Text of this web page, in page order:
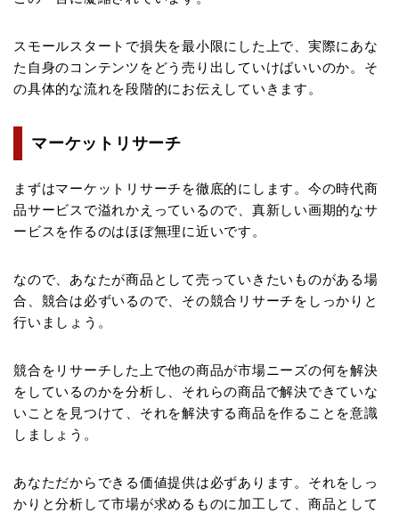
スモールスタートで損失を最小限にした上で、実際にあな
た自身のコンテンツをどう売り出していけばいいのか。そ
の具体的な流れを段階的にお伝えしていきます。
マーケットリサーチ
まずはマーケットリサーチを徹底的にします。今の時代商
品サービスで溢れかえっているので、真新しい画期的なサ
ービスを作るのはほぼ無理に近いです。
なので、あなたが商品として売っていきたいものがある場
合、競合は必ずいるので、その競合リサーチをしっかりと
行いましょう。
競合をリサーチした上で他の商品が市場ニーズの何を解決
をしているのかを分析し、それらの商品で解決できていな
いことを見つけて、それを解決する商品を作ることを意識
しましょう。
あなただからできる価値提供は必ずあります。それをしっ
かりと分析して市場が求めるものに加工して、商品として